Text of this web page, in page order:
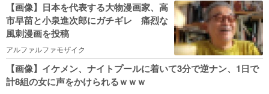
【画像】日本を代表する大物漫画家、高
市早苗と小泉進次郎にガチギレ 痛烈な
風刺漫画を投稿
アルファルファモザイク
【画像】イケメン、ナイトプールに着いて3分で逆ナン、1日で
計8組の女に声をかけられるｗｗｗ